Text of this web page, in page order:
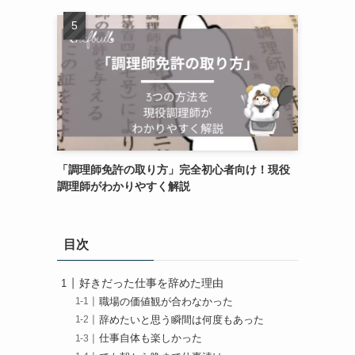
「調理師免許の取り方」完全初心者向け！現役
調理師がわかりやすく解説
目次
好きだった仕事を辞めた理由
職場の価値観が合わなかった
辞めたいと思う瞬間は何度もあった
仕事自体も楽しかった